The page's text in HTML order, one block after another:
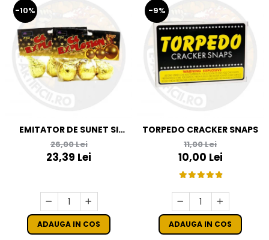
-10%
EMITATOR DE SUNET SI
LUMINA FS4 - ARTIFICII C4
26,00 Lei
23,39 Lei
ADAUGA IN COS
-9%
TORPEDO CRACKER SNAPS
11,00 Lei
10,00 Lei
ADAUGA IN COS